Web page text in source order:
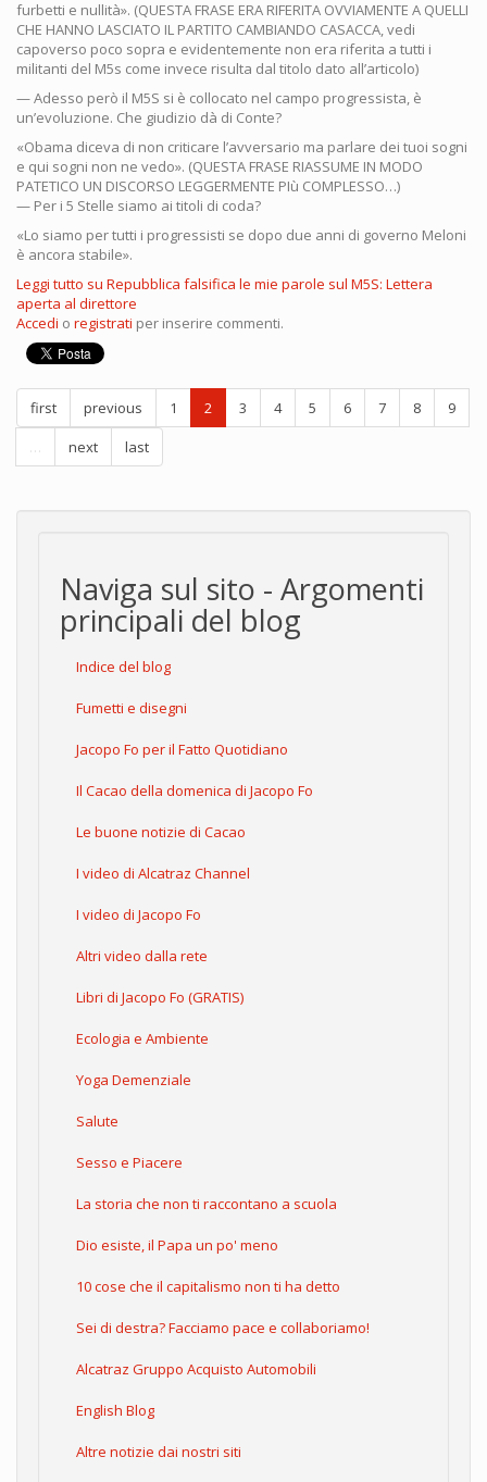
furbetti e nullità». (QUESTA FRASE ERA RIFERITA OVVIAMENTE A QUELLI
CHE HANNO LASCIATO IL PARTITO CAMBIANDO CASACCA, vedi
capoverso poco sopra e evidentemente non era riferita a tutti i
militanti del M5s come invece risulta dal titolo dato all’articolo)
— Adesso però il M5S si è collocato nel campo progressista, è
un’evoluzione. Che giudizio dà di Conte?
«Obama diceva di non criticare l’avversario ma parlare dei tuoi sogni
e qui sogni non ne vedo». (QUESTA FRASE RIASSUME IN MODO
PATETICO UN DISCORSO LEGGERMENTE PIù COMPLESSO…)
— Per i 5 Stelle siamo ai titoli di coda?
«Lo siamo per tutti i progressisti se dopo due anni di governo Meloni
è ancora stabile».
Leggi tutto su Repubblica falsifica le mie parole sul M5S: Lettera
aperta al direttore
Accedi o registrati per inserire commenti.
first previous 1 2 3 4 5 6 7 8
9
…
next last
Naviga sul sito - Argomenti
principali del blog
Indice del blog
Fumetti e disegni
Jacopo Fo per il Fatto Quotidiano
Il Cacao della domenica di Jacopo Fo
Le buone notizie di Cacao
I video di Alcatraz Channel
I video di Jacopo Fo
Altri video dalla rete
Libri di Jacopo Fo (GRATIS)
Ecologia e Ambiente
Yoga Demenziale
Salute
Sesso e Piacere
La storia che non ti raccontano a scuola
Dio esiste, il Papa un po' meno
10 cose che il capitalismo non ti ha detto
Sei di destra? Facciamo pace e collaboriamo!
Alcatraz Gruppo Acquisto Automobili
English Blog
Altre notizie dai nostri siti